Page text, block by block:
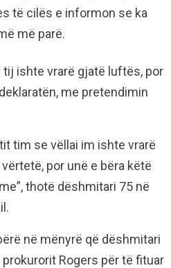
të cilës e informon se ka
më parë.
ishte vrarë gjatë luftës, por
me pretendimin
tim se vëllai im ishte vrarë
por unë e bëra këtë
thotë dëshmitari 75 në
në mënyrë që dëshmitari
Rogers për të fituar